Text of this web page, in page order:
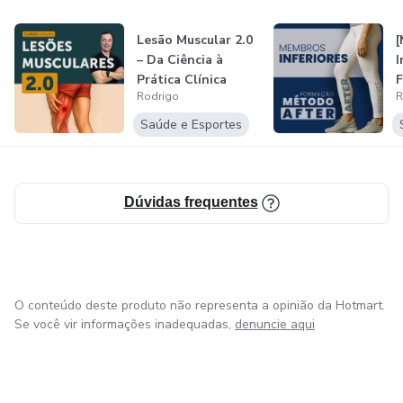
Lesão Muscular 2.0
– Da Ciência à
Prática Clínica
[Atualizad...
Rodrigo
Saúde e Esportes
Dúvidas frequentes
O conteúdo deste produto não representa a opinião da Hotmart.
Se você vir informações inadequadas, denuncie aqui